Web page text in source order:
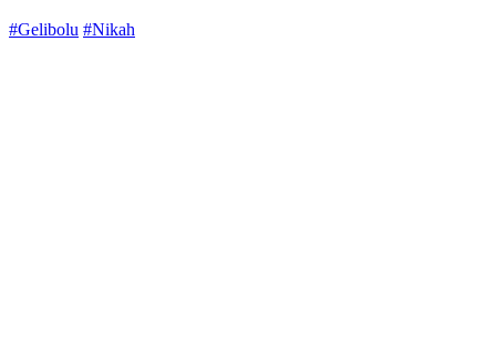
#Gelibolu #Nikah